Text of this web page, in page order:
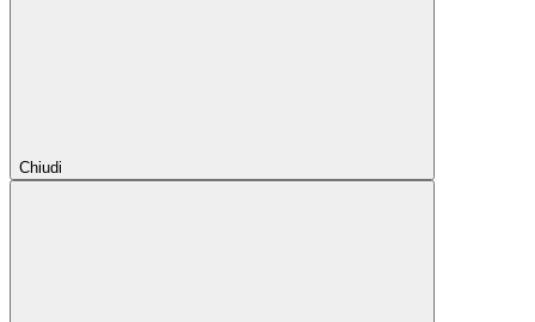
Chiudi